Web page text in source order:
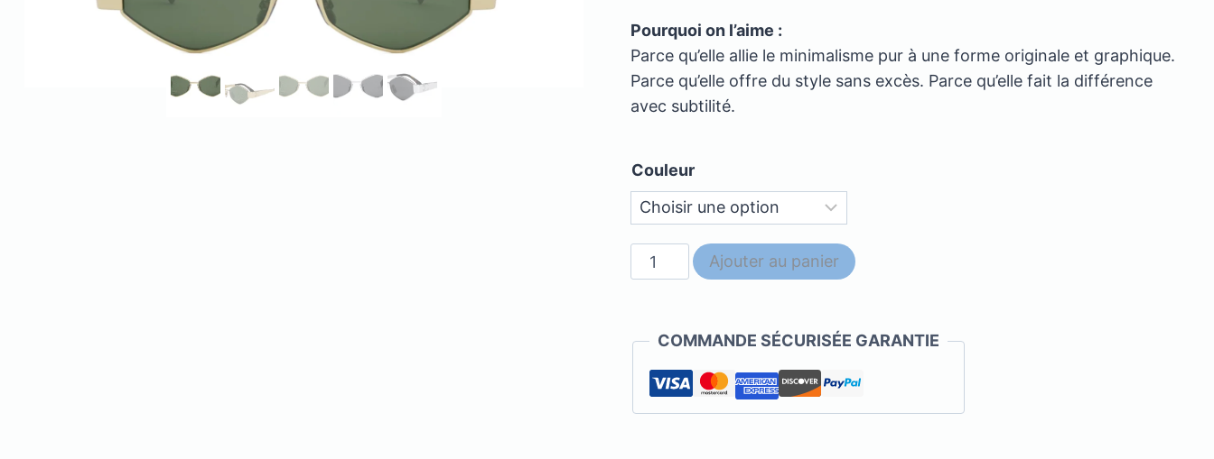
Pourquoi on l’aime :
Parce qu’elle allie le minimalisme pur à une forme originale et graphique.
Parce qu’elle offre du style sans excès. Parce qu’elle fait la différence
avec subtilité.
Couleur
quantité
de
Ajouter au panier
COMMANDE SÉCURISÉE GARANTIE